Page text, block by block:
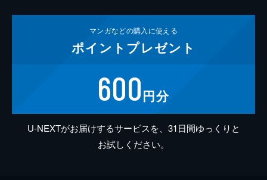
マンガなどの購入に使える
ポイント プレゼント
600円分
U-NEXTがお届けするサービスを、31日間ゆっくりと
お試しください。